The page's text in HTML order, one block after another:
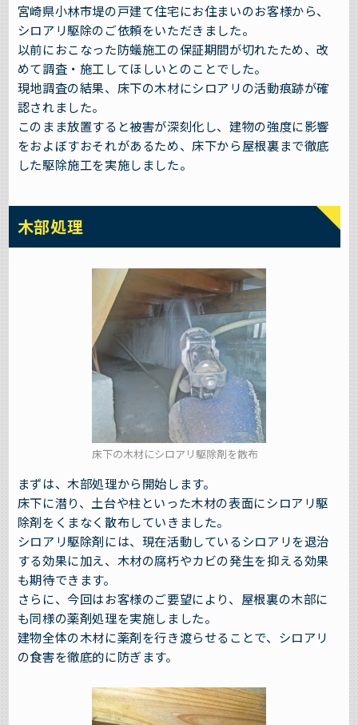
宮崎県小林市堤の戸建て住宅にお住まいのお客様から、
シロアリ駆除のご依頼をいただきました。
以前におこなった防蟻施工の保証期間が切れたため、改
めて調査・施工してほしいとのことでした。
現地調査の結果、床下の木材にシロアリの活動痕跡が確
認されました。
このまま放置すると被害が深刻化し、建物の強度に影響
をおよぼすおそれがあるため、床下から屋根裏まで徹底
した駆除施工を実施しました。
木部処理
床下の木材にシロアリ駆除剤を散布
まずは、木部処理から開始します。
床下に潜り、土台や柱といった木材の表面にシロアリ駆
除剤をくまなく散布していきました。
シロアリ駆除剤には、現在活動しているシロアリを退治
する効果に加え、木材の腐朽やカビの発生を抑える効果
も期待できます。
さらに、今回はお客様のご要望により、屋根裏の木部に
も同様の薬剤処理を実施しました。
建物全体の木材に薬剤を行き渡らせることで、シロアリ
の食害を徹底的に防ぎます。